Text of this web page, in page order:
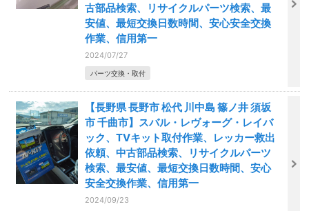
古部品検索、リサイクルパーツ検索、最
安値、最短交換日数時間、安心安全交換
作業、信用第一
2024/07/27
パーツ交換・取付
【長野県 長野市 松代 川中島 篠ノ井 須坂
市 千曲市】スバル・レヴォーグ・レイバ
ック、TVキット取付作業、レッカー救出
依頼、中古部品検索、リサイクルパーツ
検索、最安値、最短交換日数時間、安心
安全交換作業、信用第一
2024/09/23